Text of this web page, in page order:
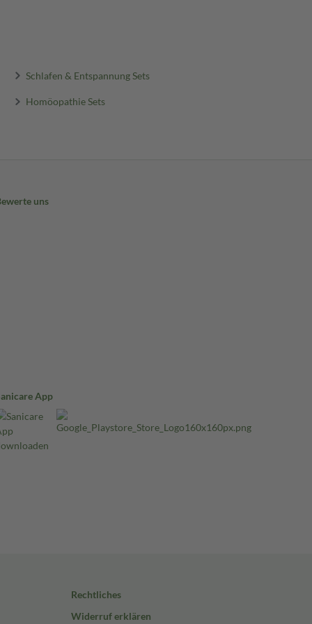
Schlafen & Entspannung Sets
Homöopathie Sets
uns
App
Rechtliches
Widerruf erklären